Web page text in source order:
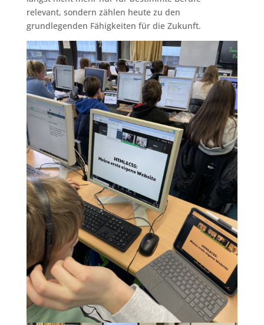
relevant, sondern zählen heute zu den
grundlegenden Fähigkeiten für die Zukunft.